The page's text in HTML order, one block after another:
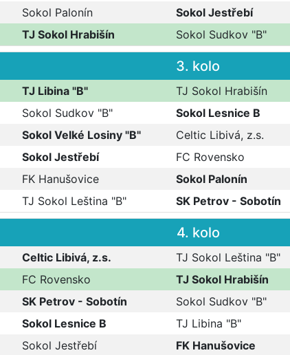
Sokol Palonín Sokol Jestřebí
TJ Sokol Hrabišín Sokol Sudkov "B"
3. kolo
TJ Libina "B" TJ Sokol Hrabišín
Sokol Sudkov "B" Sokol Lesnice B
Sokol Velké Losiny "B" Celtic Libivá, z.s.
Sokol Jestřebí FC Rovensko
FK Hanušovice Sokol Palonín
TJ Sokol Leština "B" SK Petrov - Sobotín
4. kolo
Celtic Libivá, z.s. TJ Sokol Leština "B"
FC Rovensko TJ Sokol Hrabišín
SK Petrov - Sobotín Sokol Sudkov "B"
Sokol Lesnice B TJ Libina "B"
Sokol Jestřebí FK Hanušovice